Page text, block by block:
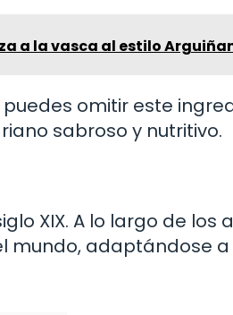
a la vasca al estilo
omitir este
sabroso y nutritivo.
XIX. A lo largo de los
mundo, adaptándose a